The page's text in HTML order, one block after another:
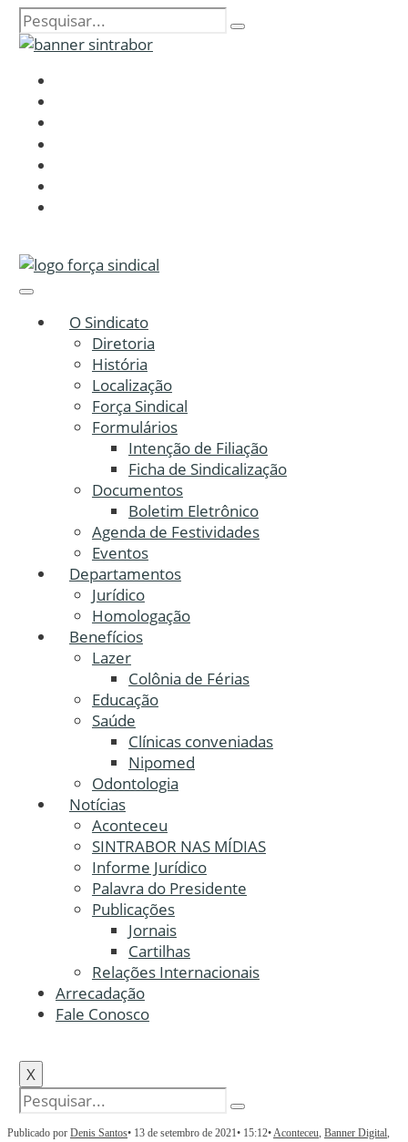
O Sindicato
Diretoria
História
Localização
Força Sindical
Formulários
Intenção de Filiação
Ficha de Sindicalização
Documentos
Boletim Eletrônico
Agenda de Festividades
Eventos
Departamentos
Jurídico
Homologação
Benefícios
Lazer
Colônia de Férias
Educação
Saúde
Clínicas conveniadas
Nipomed
Odontologia
Notícias
Aconteceu
SINTRABOR NAS MÍDIAS
Informe Jurídico
Palavra do Presidente
Publicações
Jornais
Cartilhas
Relações Internacionais
Arrecadação
Fale Conosco
X
Publicado por Denis Santos• 13 de setembro de 2021• 15:12•Aconteceu, Banner Digital,